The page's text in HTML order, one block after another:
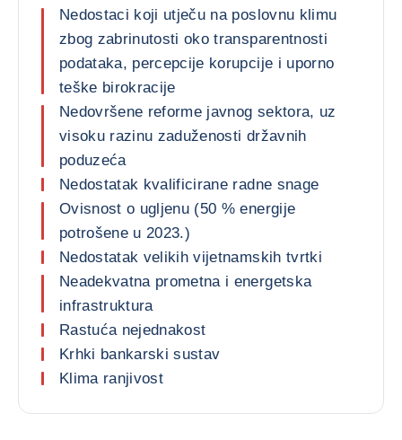
Nedostaci koji utječu na poslovnu klimu
zbog zabrinutosti oko transparentnosti
podataka, percepcije korupcije i uporno
teške birokracije
Nedovršene reforme javnog sektora, uz
visoku razinu zaduženosti državnih
poduzeća
Nedostatak kvalificirane radne snage
Ovisnost o ugljenu (50 % energije
potrošene u 2023.)
Nedostatak velikih vijetnamskih tvrtki
Neadekvatna prometna i energetska
infrastruktura
Rastuća nejednakost
Krhki bankarski sustav
Klima ranjivost